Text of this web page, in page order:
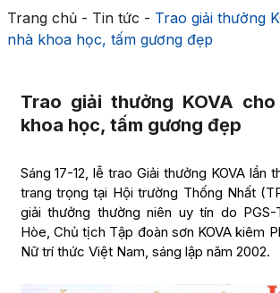
Trang chủ- Tin tức - Trao giải thưởng
nhà khoa học, tấm gương đẹp
Trao giải thưởng KOVA
khoa học, tấm gương đẹp
Sáng 17-12, lễ trao Giải thưởng KOVA lần
trang trọng tại Hội trường Thống Nhất
giải thưởng thường niên uy tín do PGS-
Hòe, Chủ tịch Tập đoàn sơn KOVA kiêm
Nữ trí thức Việt Nam, sáng lập năm 2002.